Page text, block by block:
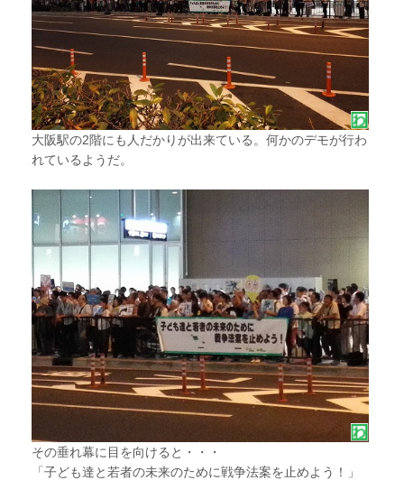
大阪駅の2階にも人だかりが出来ている。何かのデモが行わ
れているようだ。
その垂れ幕に目を向けると・・・
「子ども達と若者の未来のために戦争法案を止めよう！」